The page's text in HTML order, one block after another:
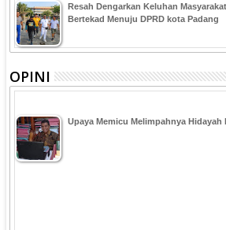
Resah Dengarkan Keluhan
Bertekad Menuju DPRD kota Padang
OPINI
Upaya Memicu Melimpahnya Hidayah